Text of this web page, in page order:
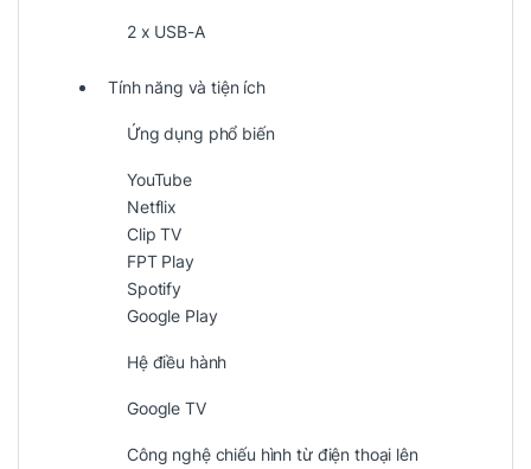
2 x USB-A
Tính năng và tiện ích
Ứng dụng phổ biến
YouTube
Netflix
Clip TV
FPT Play
Spotify
Google Play
Hệ điều hành
Google TV
Công nghệ chiếu hình từ điện thoại lên